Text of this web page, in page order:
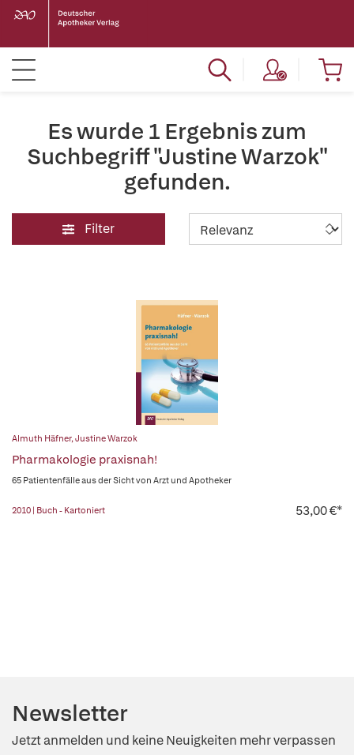
Es wurde 1 Ergebnis zum
Suchbegriff "Justine Warzok"
gefunden.
Filter
Almuth Häfner,Justine Warzok
Pharmakologie praxisnah!
65 Patientenfälle aus der Sicht von Arzt und Apotheker
2010 | Buch - Kartoniert 53,00 €*
Newsletter
Jetzt anmelden und keine Neuigkeiten mehr verpassen